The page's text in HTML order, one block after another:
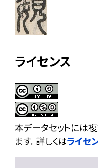
ライセンス
本データセットには
ます。 詳しくはライセ